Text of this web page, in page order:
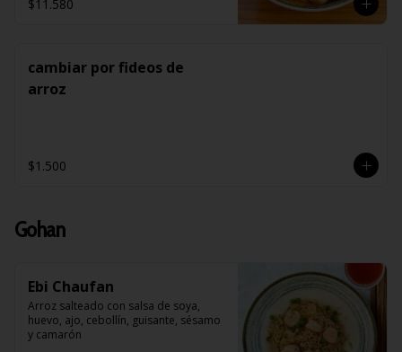
$11.580
cambiar por fideos de
arroz
$1.500
Gohan
Ebi Chaufan
Arroz salteado con salsa de soya,
huevo, ajo, cebollín, guisante, sésamo
y camarón